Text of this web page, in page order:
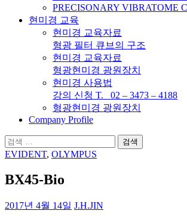
PRECISONARY VIBRATOME
현미경 교육
현미경 교육자료
형광 필터 큐브의 구조
현미경 교육자료
형광현미경 광원장치
현미경 사용법
강의 신청 T. 02 – 3473 – 4188
형광현미경 광원장치
Company Profile
검
색:
EVIDENT, OLYMPUS
BX45-Bio
2017년 4월 14일 J.H.JIN